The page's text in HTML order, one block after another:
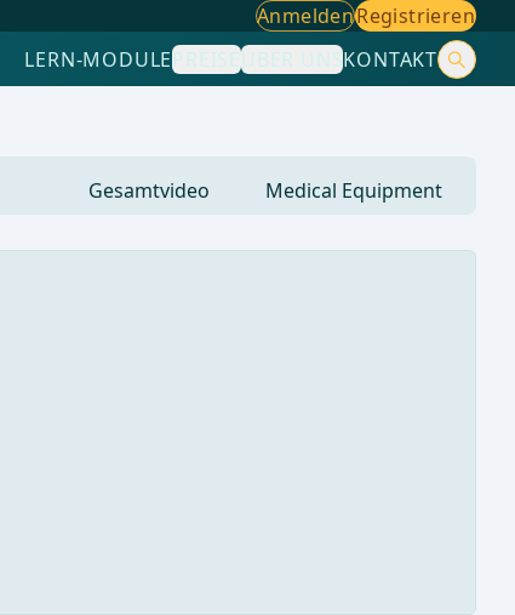
AnmeldenRegistrieren
LERN-MODULEPREISEÜBER UNSKONTAKT
Gesamtvideo Medical Equipment